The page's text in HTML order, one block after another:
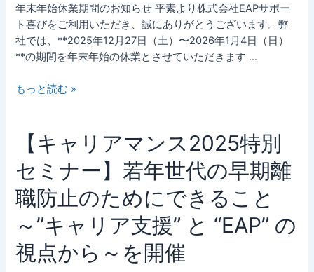
ル
ヘ
ル
ス
援
に
理
解
年末年始休業期間のお知らせ 平素より株式会社EAPサポー
ト喜びをご利用いただき、誠にありがとうございます。弊
社では、**2025年12月27日（土）〜2026年1月4日（日）
**の期間を年末年始の休業とさせていただきます …
の
お
知
ら
12/27〜
もっと読む »
【キャリアマンス2025特別
セミナー】若年世代の早期離
職防止のためにできること
～”キャリア支援” と “EAP” の
視点から～を開催
【キ
リ
ア
マ
ス
2025
特